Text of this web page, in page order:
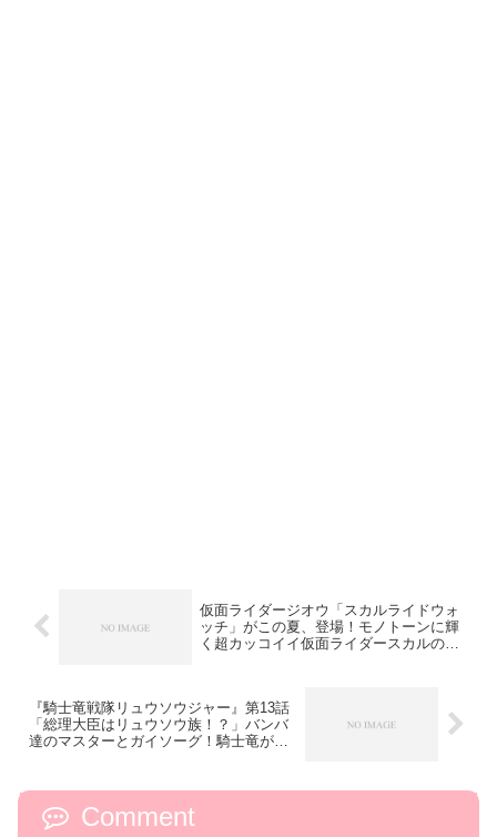
仮面ライダージオウ「スカルライドウォ
ッチ」がこの夏、登場！モノトーンに輝
く超カッコイイ仮面ライダースカルのウ
『騎士竜戦隊リュウソウジャー』第13話
「総理大臣はリュウソウ族！？」バンバ
達のマスターとガイソーグ！騎士竜が健
Comment